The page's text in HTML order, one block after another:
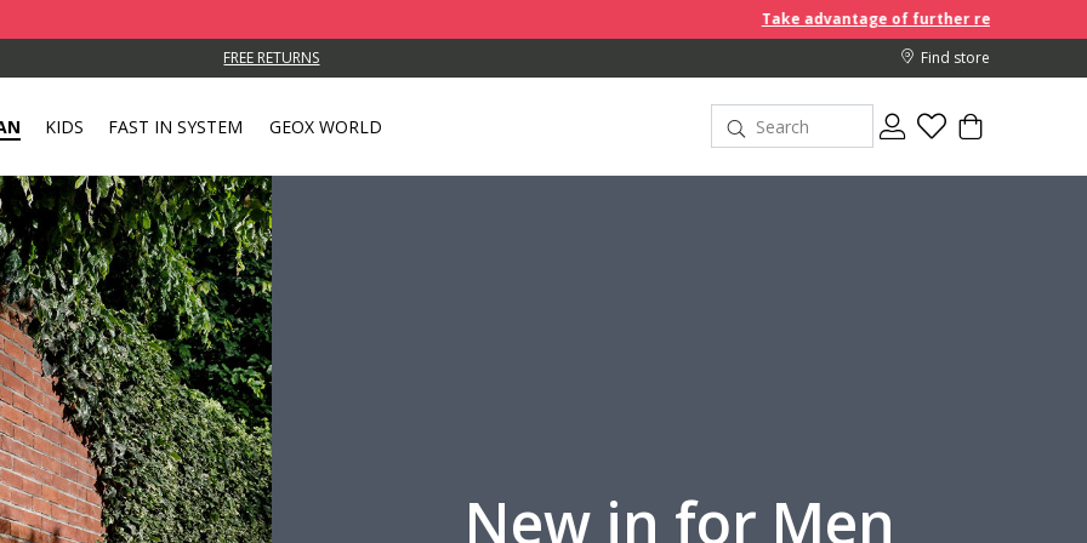
Take advantage of further reductions and start shopping!
FREE RETURNS Find store
KIDS FAST IN SYSTEM GEOX WORLD
New in for Men